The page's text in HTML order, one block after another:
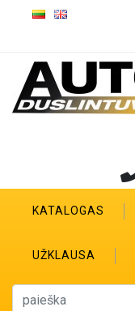
KATALOGAS
UŽKLAUSA